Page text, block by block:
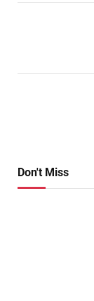
Don't Miss